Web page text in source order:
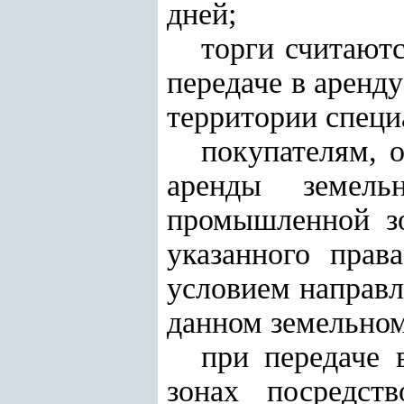
дней;
торги
передаче в
территории
покупателям,
аренды
промышленной
указанного
условием
данном
при
зонах